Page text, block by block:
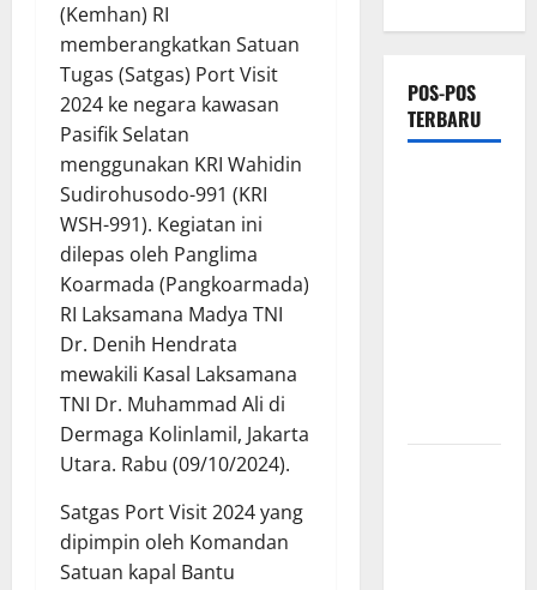
(Kemhan) RI
memberangkatkan Satuan
Tugas (Satgas) Port Visit
2024 ke negara kawasan
Pasifik Selatan
menggunakan KRI Wahidin
Sudirohusodo-991 (KRI
WSH-991). Kegiatan ini
dilepas oleh Panglima
Koarmada (Pangkoarmada)
RI Laksamana Madya TNI
Dr. Denih Hendrata
mewakili Kasal Laksamana
TNI Dr. Muhammad Ali di
Dermaga Kolinlamil, Jakarta
Utara. Rabu (09/10/2024).
Satgas Port Visit 2024 yang
dipimpin oleh Komandan
Satuan kapal Bantu
POS-POS
TERBARU